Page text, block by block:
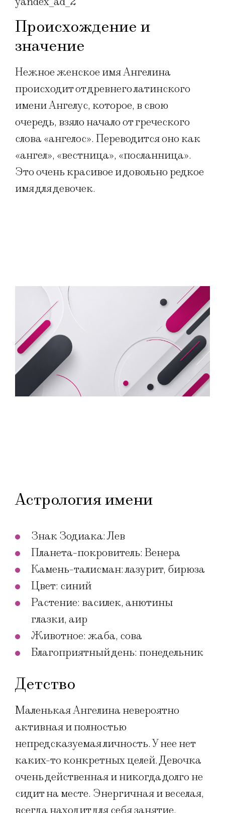
Происхождение и
значение
Нежное женское имя Ангелина
происходит от древнего латинского
имени Ангелус, которое, в свою
очередь, взяло начало от греческого
слова «ангелос». Переводится оно как
«ангел», «вестница», «посланница».
Это очень красивое и довольно редкое
имя для девочек.
Астрология имени
Знак Зодиака: Лев
Планета-покровитель: Венера
Камень-талисман: лазурит, бирюза
Цвет: синий
Растение: василек, анютины
глазки, аир
Животное: жаба, сова
Благоприятный день: понедельник
Детство
Маленькая Ангелина невероятно
активная и полностью
непредсказуемая личность. У нее нет
каких-то конкретных целей. Девочка
очень действенная и никогда долго не
сидит на месте. Энергичная и веселая,